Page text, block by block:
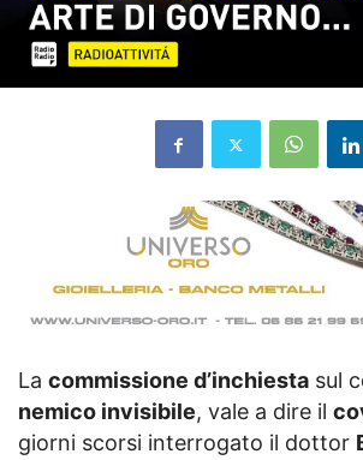
La commissione d’inchiesta sul
nemico invisibile, vale a dire il
giorni scorsi interrogato il dottor